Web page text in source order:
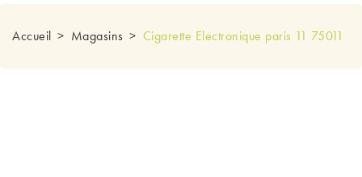
Accueil Magasins Cigarette Electronique paris 11 75011